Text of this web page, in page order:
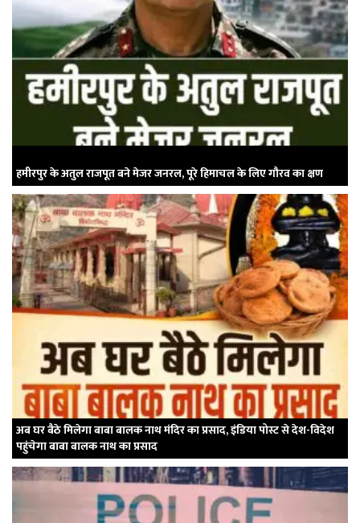
हमीरपुर के अतुल राजपूत बने मेजर जनरल, पूरे हिमाचल के लिए गौरव का क्षण
अब घर बैठे मिलेगा बाबा बालक नाथ मंदिर का प्रसाद, इंडिया पोस्ट से देश-विदेश
पहुंचेगा बाबा बालक नाथ का प्रसाद